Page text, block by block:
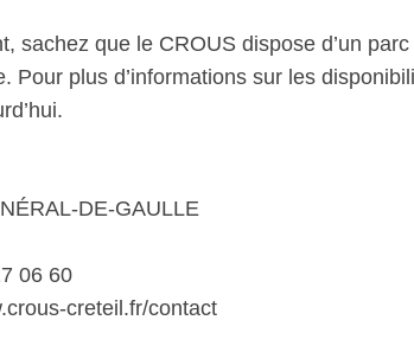
sachez que le CROUS dispose d’un
Pour plus d’informations sur les
DE-GAULLE
06 60
creteil.fr/contact